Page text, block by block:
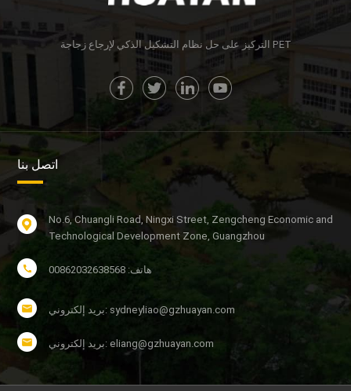
يتعلم أكثر
التركيز على حل نظام التشكيل الذكي لإرجاع زجاجة PET
اتصل بنا
No.6, Chuangli Road, Ningxi Street, Zengcheng Economic and
Technological Development Zone, Guangzhou
هاتف: 00862032638568
بريد إلكتروني: sydneyliao@gzhuayan.com
بريد إلكتروني: eliang@gzhuayan.com